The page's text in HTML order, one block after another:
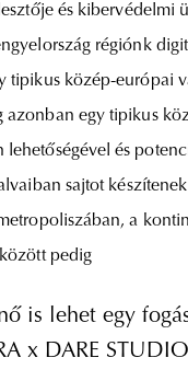
és kibervédelmi
régiónk
tipikus közép-európai
azonban egy tipikus
lehetőségével és
sajtot
a
pedig